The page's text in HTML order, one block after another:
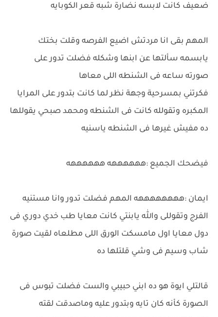
ضعيف كانت لابسه نضارة شبه قعر الكوبايه
المهم بقى انا مردتش اضيع الفرصه وقلت بختك
يابسمه سألتها عن ابنها وشكله فضلت تدور على
صورته ساعه فى الشنطه اللى معاها
فكرتني بمسرحية وجهة نظر لما كانت بتدور على المرايا
المكبره وتقولله كانت فى الشنطه ومحمد صبحي يقوللها
ده مفيش غيرها فى الشنطه ياسنيه
فيضحك الجميع :ههههههه ههههههه
ايمان :ههههههههه المهم فضلت تدور وانا مستنيه
الفرج وتقوللى والله يابنتي كانت معايا طب خدي دوري فى
دول معايا اول مامسكت الورق اللى مطلعاه لقيت صورة
شاب وسيم فى وشي قلتلها ده
قالتلي ايوة هو ده ابني حبيبي والست فضلت تبوس فى
الصورة كأنه كان تايه وبتدور عليه وماصدقت لقته